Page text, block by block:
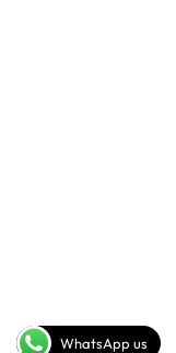
WhatsApp us